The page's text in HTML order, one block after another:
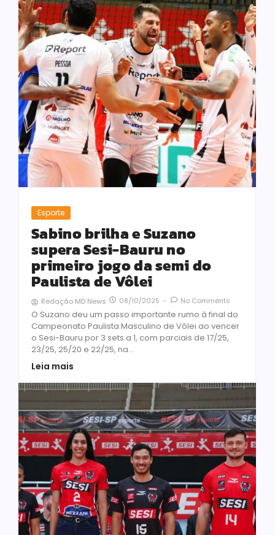
Esporte
Sabino brilha e Suzano
supera Sesi-Bauru no
primeiro jogo da semi do
Paulista de Vôlei
Redação MD News 08/10/2025 - No Comments
O Suzano deu um passo importante rumo à final do
Campeonato Paulista Masculino de Vôlei ao vencer
o Sesi-Bauru por 3 sets a 1, com parciais de 17/25,
23/25, 25/20 e 22/25, na...
Leia mais